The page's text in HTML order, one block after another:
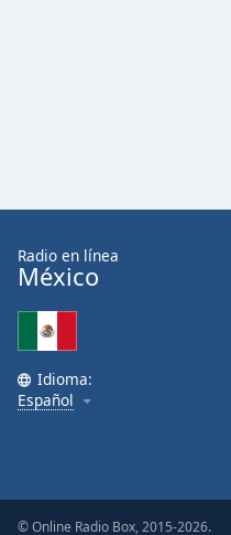
Text
Edge
Style
Font
Family
Radio en línea
México
Idioma:
Español
© Online Radio Box, 2015-2026.